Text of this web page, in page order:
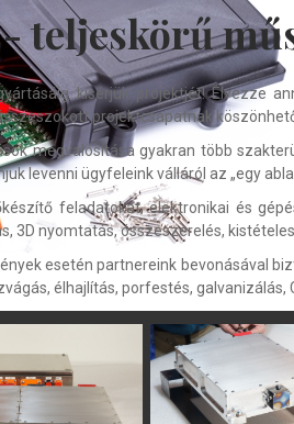
teljeskörű
kísérjük projektjét! Élvezze
projektcsapatnak
megvalósítása gyakran több
levenni ügyfeleink válláról az „egy
feladatokat, elektronikai és
3D nyomtatás, összeszerelés,
esetén partnereink bevonásával
élhajlítás, porfestés, galvanizálás,